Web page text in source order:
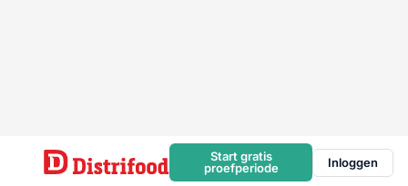
Start gratis
proefperiode
Inloggen